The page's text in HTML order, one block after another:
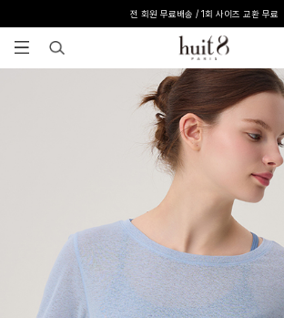
[온라인 익스클루시브] 온라인 회원 단독 40%